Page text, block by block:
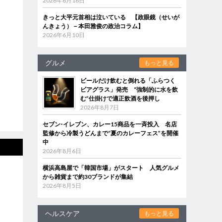
きっと大平元首相は泣いている 【政眼鏡（せいが
んきょう）－本田雅俊の政治コラム】
2026年6月10日
グルメ もっと見る
ビールだけ飲むと倒れる「ふらつく
ビアグラス」発売 “強制的に水を飲
む”仕掛けで適正飲酒を後押し
2026年8月7日
セブン‐イレブン、カレー15商品を一斉投入 名店
監修から冷製うどんまで“夏のカレーフェス”を開催
中
2026年8月6日
横浜高島屋で「韓国市場」がスタート 人気グルメ
から雑貨まで約30ブランドが集結
2026年8月5日
ヘルスケア もっと見る